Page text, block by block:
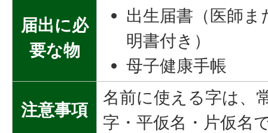
届出に必
要な物
出生届書（医師
明書付き）
母子健康手帳
注意事項
名前に使える字は、
字・平仮名・片仮名